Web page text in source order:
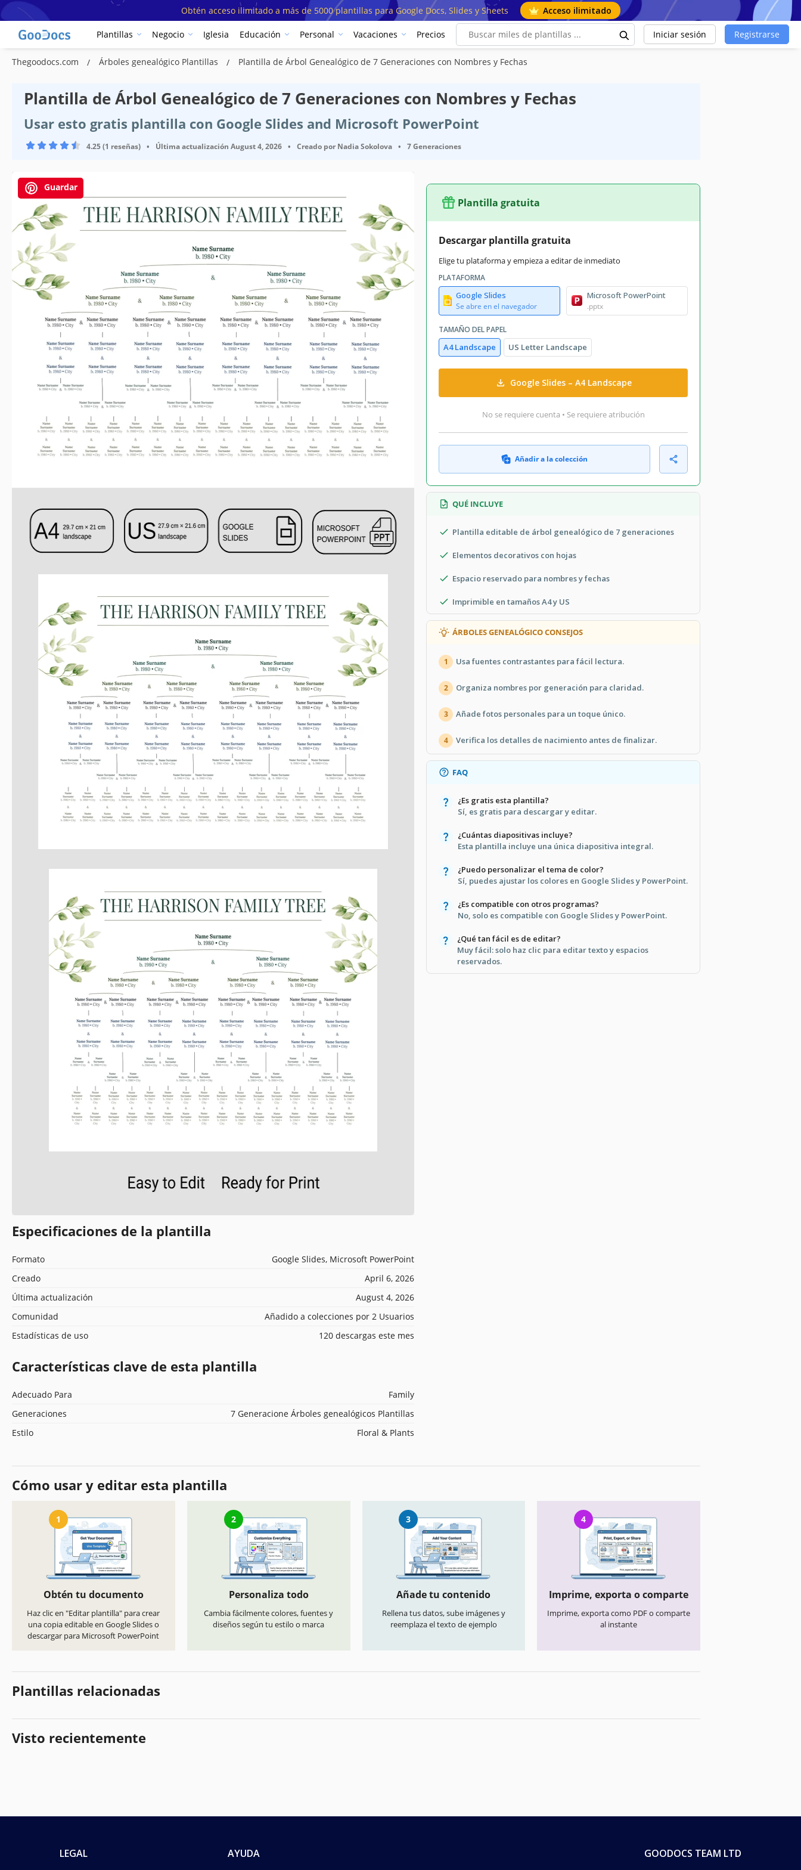
Obtén acceso ilimitado a más de 5000 plantillas para Google Docs, Slides y Sheets Acceso ilimitado
Plantillas Negocio Iglesia Educación Personal Vacaciones Precios Iniciar sesión Registrarse
Thegoodocs.com Árboles genealógico Plantillas Plantilla de Árbol Genealógico de 7 Generaciones con Nombres y Fechas
Plantilla de Árbol Genealógico de 7 Generaciones con Nombres y Fechas
Usar esto gratis plantilla con Google Slides and Microsoft PowerPoint
4.25 (1 reseñas) • Última actualización August 4, 2026 • Creado por Nadia Sokolova • 7 Generaciones
Guardar
Especificaciones de la plantilla
Formato
Google Slides, Microsoft PowerPoint
Creado
April 6, 2026
Última actualización
August 4, 2026
Comunidad
Añadido a colecciones por 2 Usuarios
Estadísticas de uso
120 descargas este mes
Características clave de esta plantilla
Adecuado Para
Family
Generaciones
7 Generacione Árboles genealógicos Plantillas
Estilo
Floral & Plants
Plantilla gratuita
Descargar plantilla gratuita
Elige tu plataforma y empieza a editar de inmediato
PLATAFORMA
Google Slides
Se abre en el navegador
Microsoft PowerPoint
.pptx
TAMAÑO DEL PAPEL
A4 Landscape US Letter Landscape
Google Slides – A4 Landscape
No se requiere cuenta • Se requiere atribución
Añadir a la colección
QUÉ INCLUYE
Plantilla editable de árbol genealógico de 7 generaciones
Elementos decorativos con hojas
Espacio reservado para nombres y fechas
Imprimible en tamaños A4 y US
ÁRBOLES GENEALÓGICO CONSEJOS
1 Usa fuentes contrastantes para fácil lectura.
2 Organiza nombres por generación para claridad.
3 Añade fotos personales para un toque único.
4 Verifica los detalles de nacimiento antes de finalizar.
FAQ
¿Es gratis esta plantilla?
Sí, es gratis para descargar y editar.
¿Cuántas diapositivas incluye?
Esta plantilla incluye una única diapositiva integral.
¿Puedo personalizar el tema de color?
Sí, puedes ajustar los colores en Google Slides y PowerPoint.
¿Es compatible con otros programas?
No, solo es compatible con Google Slides y PowerPoint.
¿Qué tan fácil es de editar?
Muy fácil: solo haz clic para editar texto y espacios
reservados.
Cómo usar y editar esta plantilla
1
Obtén tu documento
Haz clic en "Editar plantilla" para crear
una copia editable en Google Slides o
descargar para Microsoft PowerPoint
2
Personaliza todo
Cambia fácilmente colores, fuentes y
diseños según tu estilo o marca
3
Añade tu contenido
Rellena tus datos, sube imágenes y
reemplaza el texto de ejemplo
4
Imprime, exporta o comparte
Imprime, exporta como PDF o comparte
al instante
Plantillas relacionadas
Visto recientemente
LEGAL AYUDA GOODOCS TEAM LTD